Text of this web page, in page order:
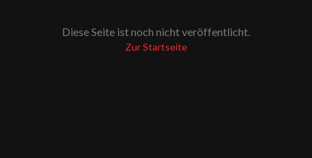
Diese Seite ist noch nicht veröffentlicht.
Zur Startseite